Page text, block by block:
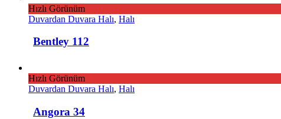
Hızlı Görünüm
Duvardan Duvara Halı, Halı
Bentley 112
Hızlı Görünüm
Duvardan Duvara Halı, Halı
Angora 34